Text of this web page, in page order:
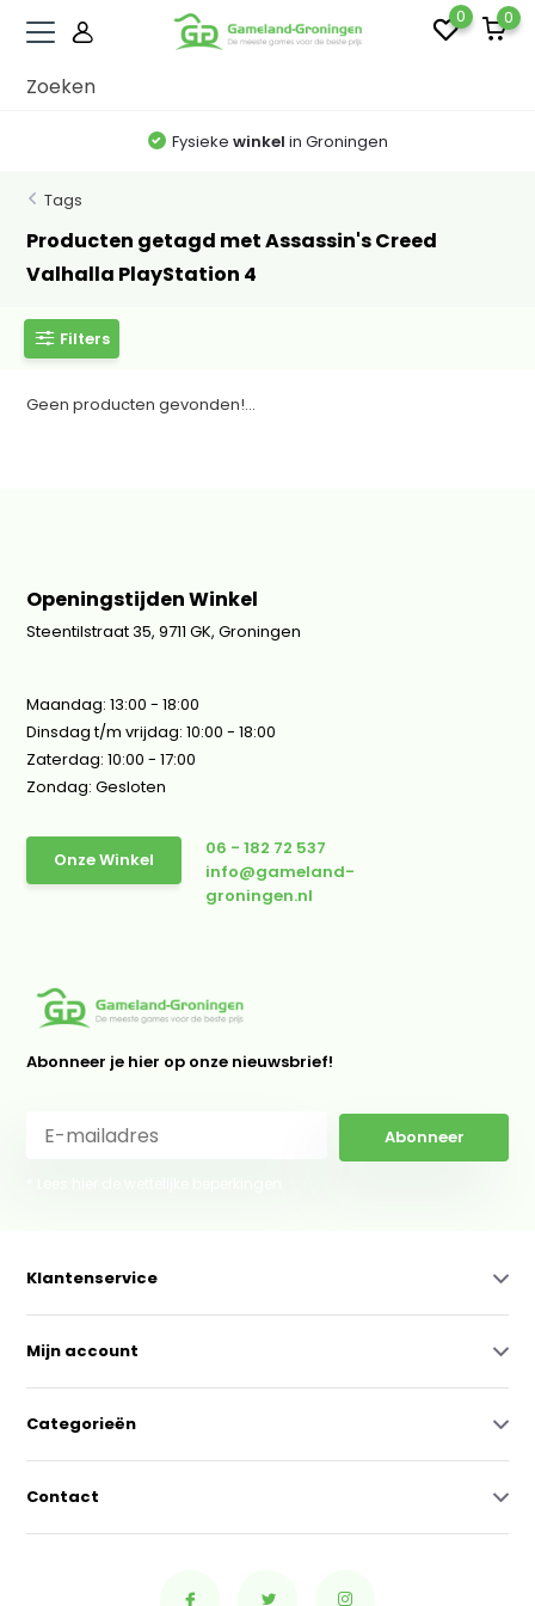
0 0
Fysieke winkel in Groningen
Tags
Producten getagd met Assassin's Creed
Valhalla PlayStation 4
Filters
Geen producten gevonden!...
Openingstijden Winkel
Steentilstraat 35, 9711 GK, Groningen
Maandag: 13:00 - 18:00
Dinsdag t/m vrijdag: 10:00 - 18:00
Zaterdag: 10:00 - 17:00
Zondag: Gesloten
Onze Winkel
06 - 182 72 537
info@gameland-
groningen.nl
Abonneer je hier op onze nieuwsbrief!
Abonneer
Klantenservice
Mijn account
Categorieën
Contact